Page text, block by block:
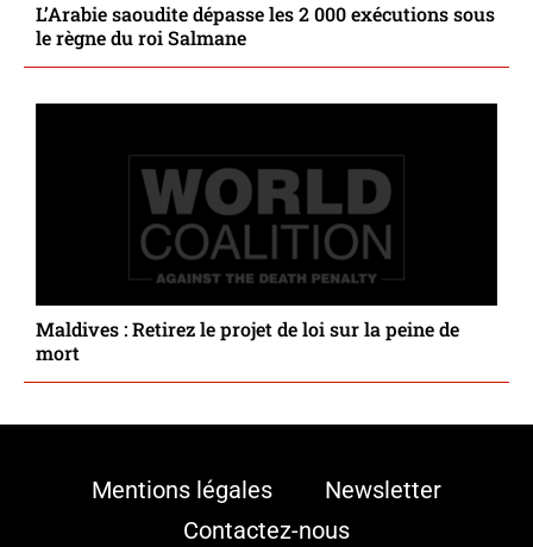
L’Arabie saoudite dépasse les 2 000 exécutions sous
le règne du roi Salmane
Maldives : Retirez le projet de loi sur la peine de
mort
Mentions légales
Newsletter
Contactez-nous